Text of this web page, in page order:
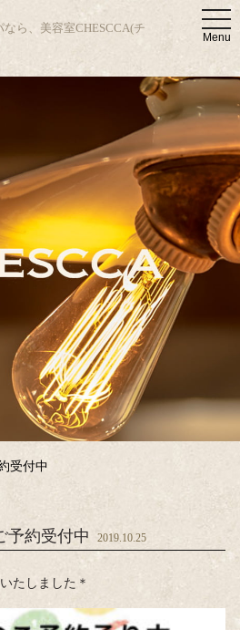
t
o
g
e
n
a
g
a
i
o
n
Menu
ら、美容室CHESCCA(チ
受付中
予約受付中 2019.10.25
たしました＊